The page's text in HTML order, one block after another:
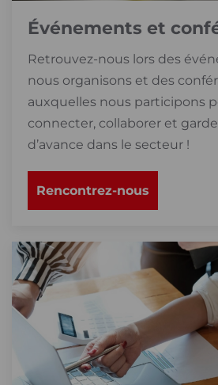
Événements et
Retrouvez-nous lors des
nous organisons et des
auxquelles nous participons
connecter, collaborer et
d’avance dans le secteur !
Rencontrez-nous